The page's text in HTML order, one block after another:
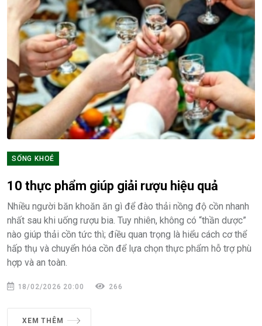
SỐNG KHOẺ
10 thực phẩm giúp giải rượu hiệu quả
Nhiều người băn khoăn ăn gì để đào thải nồng độ cồn nhanh
nhất sau khi uống rượu bia. Tuy nhiên, không có “thần dược”
nào giúp thải cồn tức thì; điều quan trọng là hiểu cách cơ thể
hấp thụ và chuyển hóa cồn để lựa chọn thực phẩm hỗ trợ phù
hợp và an toàn.
18/02/2026 20:00 266
XEM THÊM